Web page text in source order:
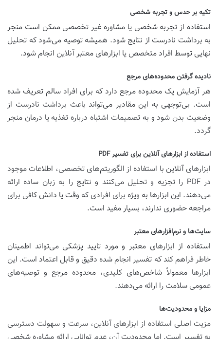
تکیه بر حدس و تجربه شخصی
استفاده از تجربه شخصی یا مشاوره غیر تخصصی ممکن است منجر
به برداشت نادرست از نتایج شود. همیشه توصیه می‌شود که تحلیل
نهایی توسط افراد متخصص یا ابزارهای معتبر آنلاین انجام شود.
نادیده گرفتن محدوده‌های مرجع
هر آزمایش یک محدوده مرجع دارد که برای افراد سالم تعریف شده
است. بی‌توجهی به این مقادیر می‌تواند باعث برداشت نادرست از
وضعیت بدن شود و به تصمیمات اشتباه درباره تغذیه یا درمان منجر
گردد.
استفاده از ابزارهای آنلاین برای تفسیر PDF
ابزارهای آنلاین با استفاده از الگوریتم‌های تخصصی، اطلاعات موجود
در PDF را تجزیه و تحلیل می‌کنند و نتایج را به زبان ساده ارائه
می‌دهند. این ابزارها به ویژه برای افرادی که وقت یا دانش کافی برای
مراجعه حضوری ندارند، بسیار مفید است.
سایت‌ها و نرم‌افزارهای معتبر
استفاده از ابزارهای معتبر و مورد تایید پزشکی می‌تواند اطمینان
خاطر فراهم کند که تفسیر انجام شده دقیق و قابل اعتماد است. این
ابزارها معمولاً شاخص‌های کلیدی، محدوده مرجع و توصیه‌های
عمومی سلامت را ارائه می‌دهند.
مزایا و محدودیت‌ها
مزیت اصلی استفاده از ابزارهای آنلاین، سرعت و سهولت دسترسی